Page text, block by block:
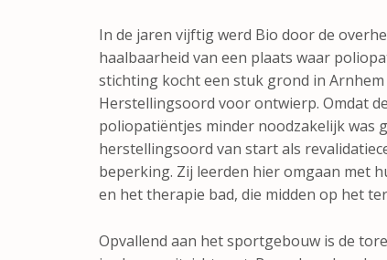
In de jaren vijftig werd Bio door de
haalbaarheid van een plaats waar
stichting kocht een stuk grond in Arnhem
Herstellingsoord voor ontwierp. Omdat
poliopatiëntjes minder noodzakelijk was
herstellingsoord van start als
beperking. Zij leerden hier omgaan met
en het therapie bad, die midden op het
Opvallend aan het sportgebouw is de